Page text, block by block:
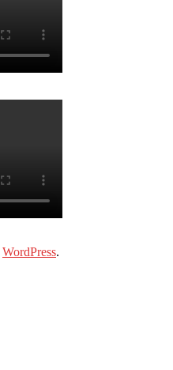
WordPress.